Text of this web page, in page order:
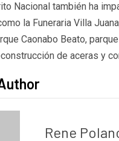
Nacional también ha
la Funeraria Villa
Caonabo Beato,
de aceras y
Rene